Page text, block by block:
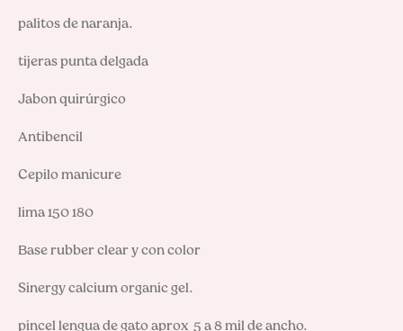
palitos de naranja.
tijeras punta delgada
Jabon quirúrgico
Antibencil
Cepilo manicure
lima 150 180
Base rubber clear y con color
Sinergy calcium organic gel.
pincel lengua de gato aprox  5 a 8 mil de ancho.